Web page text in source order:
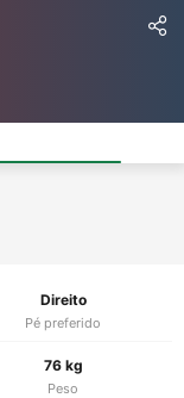
Direito
Pé preferido
76 kg
Peso